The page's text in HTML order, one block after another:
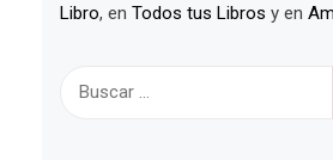
Libro, enTodos tus Libros y en